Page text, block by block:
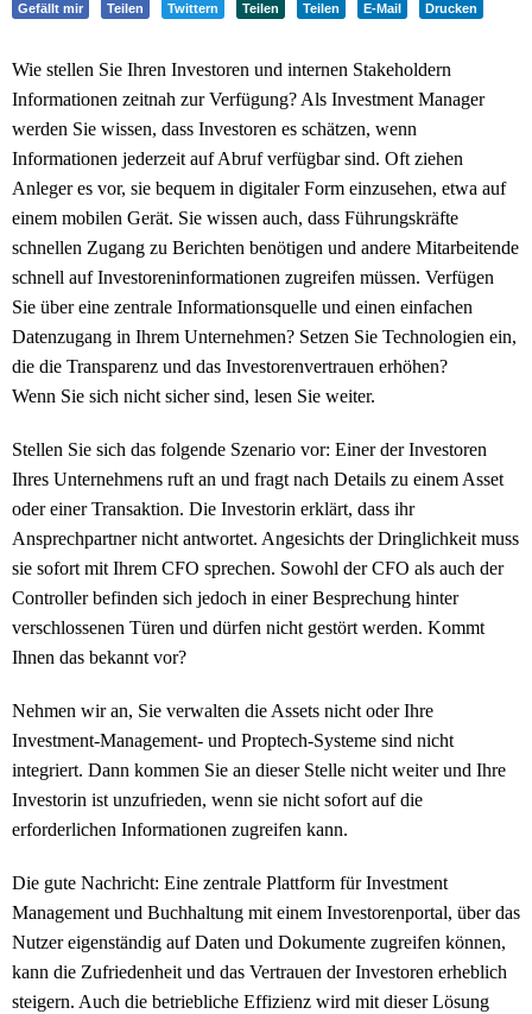
Gefällt mir Teilen Twittern Teilen Teilen E-Mail Drucken
Wie stellen Sie Ihren Investoren und internen Stakeholdern
Informationen zeitnah zur Verfügung? Als Investment Manager
werden Sie wissen, dass Investoren es schätzen, wenn
Informationen jederzeit auf Abruf verfügbar sind. Oft ziehen
Anleger es vor, sie bequem in digitaler Form einzusehen, etwa auf
einem mobilen Gerät. Sie wissen auch, dass Führungskräfte
schnellen Zugang zu Berichten benötigen und andere Mitarbeitende
schnell auf Investoreninformationen zugreifen müssen. Verfügen
Sie über eine zentrale Informationsquelle und einen einfachen
Datenzugang in Ihrem Unternehmen? Setzen Sie Technologien ein,
die die Transparenz und das Investorenvertrauen erhöhen?
Wenn Sie sich nicht sicher sind, lesen Sie weiter.
Stellen Sie sich das folgende Szenario vor: Einer der Investoren
Ihres Unternehmens ruft an und fragt nach Details zu einem Asset
oder einer Transaktion. Die Investorin erklärt, dass ihr
Ansprechpartner nicht antwortet. Angesichts der Dringlichkeit muss
sie sofort mit Ihrem CFO sprechen. Sowohl der CFO als auch der
Controller befinden sich jedoch in einer Besprechung hinter
verschlossenen Türen und dürfen nicht gestört werden. Kommt
Ihnen das bekannt vor?
Nehmen wir an, Sie verwalten die Assets nicht oder Ihre
Investment-Management- und Proptech-Systeme sind nicht
integriert. Dann kommen Sie an dieser Stelle nicht weiter und Ihre
Investorin ist unzufrieden, wenn sie nicht sofort auf die
erforderlichen Informationen zugreifen kann.
Die gute Nachricht: Eine zentrale Plattform für Investment
Management und Buchhaltung mit einem Investorenportal, über das
Nutzer eigenständig auf Daten und Dokumente zugreifen können,
kann die Zufriedenheit und das Vertrauen der Investoren erheblich
steigern. Auch die betriebliche Effizienz wird mit dieser Lösung